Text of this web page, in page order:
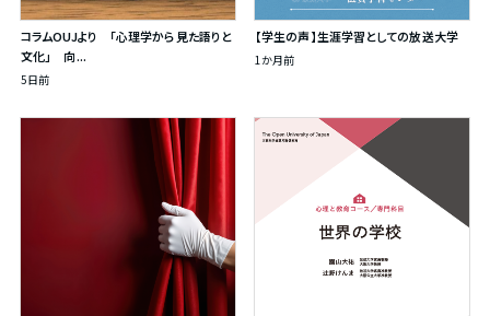
コラムOUJより 「心理学から見た語りと
文化」 向...
5日前
【学生の声】生涯学習としての放送大学
1か月前